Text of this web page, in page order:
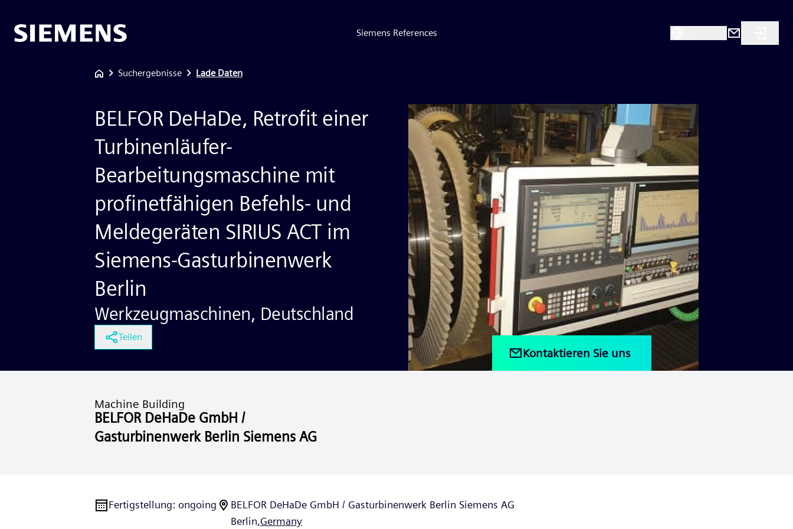
Siemens References
Suchergebnisse Lade Daten
BELFOR DeHaDe, Retrofit einer
Turbinenläufer-
Bearbeitungsmaschine mit
profinetfähigen Befehls- und
Meldegeräten SIRIUS ACT im
Siemens-Gasturbinenwerk
Berlin
Werkzeugmaschinen, Deutschland
Teilen
Kontaktieren Sie uns
Machine Building
BELFOR DeHaDe GmbH /
Gasturbinenwerk Berlin Siemens AG
Fertigstellung: ongoing
BELFOR DeHaDe GmbH / Gasturbinenwerk Berlin Siemens AG
Berlin,Germany